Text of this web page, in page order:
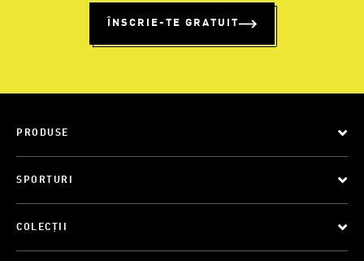
ÎNSCRIE-TE GRATUIT
PRODUSE
SPORTURI
COLECȚII